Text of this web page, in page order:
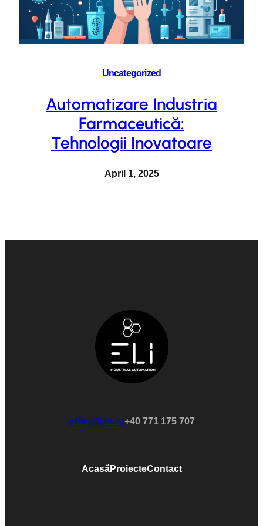
Uncategorized
Automatizare Industria
Farmaceutică:
Tehnologii Inovatoare
April 1, 2025
office@eli.ro+40 771 175 707
AcasăProiecteContact